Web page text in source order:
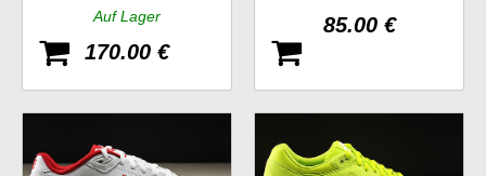
Auf Lager
170.00 €
85.00 €